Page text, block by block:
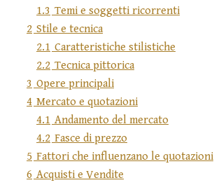
1.3 Temi e soggetti ricorrenti
2 Stile e tecnica
2.1 Caratteristiche stilistiche
2.2 Tecnica pittorica
3 Opere principali
4 Mercato e quotazioni
4.1 Andamento del mercato
4.2 Fasce di prezzo
5 Fattori che influenzano le quotazioni
6 Acquisti e Vendite